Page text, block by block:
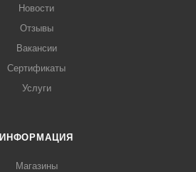
Новости
Отзывы
Вакансии
Сертификаты
Услуги
ИНФОРМАЦИЯ
Магазины